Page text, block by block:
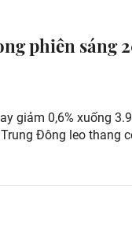
phiên sáng
giảm 0,6% xuống
Đông leo thang